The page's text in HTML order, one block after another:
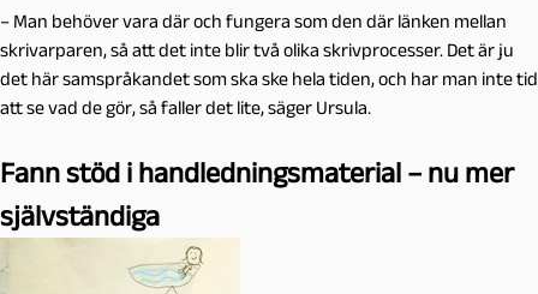
– Man behöver vara där och fungera som den där länken mellan
skrivarparen, så att det inte blir två olika skrivprocesser. Det är ju
det här samspråkandet som ska ske hela tiden, och har man inte tid
att se vad de gör, så faller det lite, säger Ursula.
Fann stöd i handledningsmaterial – nu mer
självständiga